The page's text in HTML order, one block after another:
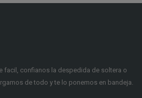
facil, confianos la despedida de soltera o
de todo y te lo ponemos en bandeja.